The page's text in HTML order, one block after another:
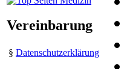
Vereinbarung
§ Datenschutzerklärung